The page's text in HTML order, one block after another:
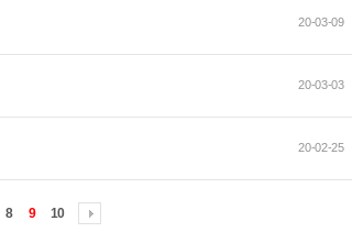
20-03-09
20-03-03
20-02-25
8 9 10